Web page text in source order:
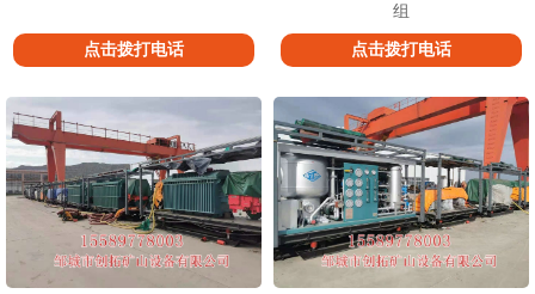
点击拨打电话
组
点击拨打电话